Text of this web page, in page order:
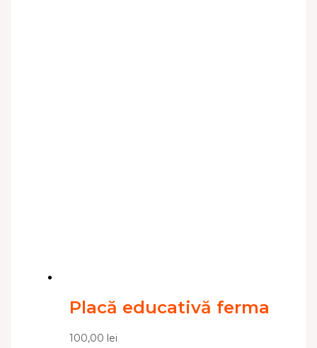
Placă educativă ferma
100,00 lei